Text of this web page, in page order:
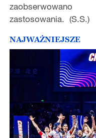
zastosowania. (S.S.)
NAJWAŻNIEJSZE